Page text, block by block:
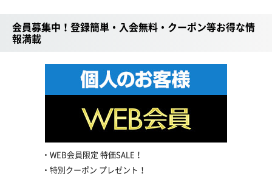
会員募集中！登録簡単・入会無料・クーポン等お得な情
報満載
WEB会員限定 特価SALE！
特別クーポン プレゼント！